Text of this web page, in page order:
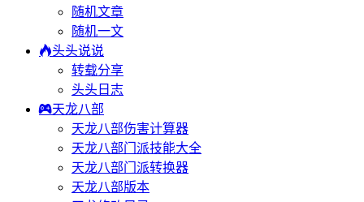
随机文章
随机一文
头头说说
转载分享
头头日志
天龙八部
天龙八部伤害计算器
天龙八部门派技能大全
天龙八部门派转换器
天龙八部版本